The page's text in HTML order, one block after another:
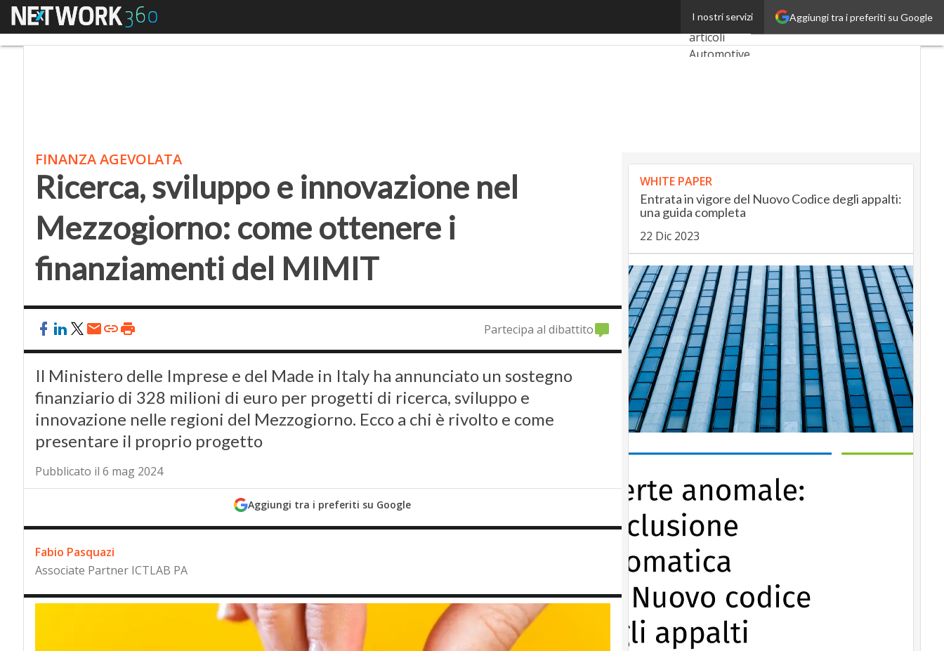
Aggiungi tra i preferiti su Google
I nostri servizi
Menu
Ultimi
articoli
AutomotiveUp
SmartMobilityUp
Proptech
Startup
FINANZA AGEVOLATA
Ricerca, sviluppo e innovazione nel
Mezzogiorno: come ottenere i
finanziamenti del MIMIT
Partecipa al dibattito
Il Ministero delle Imprese e del Made in Italy ha annunciato un sostegno
finanziario di 328 milioni di euro per progetti di ricerca, sviluppo e
innovazione nelle regioni del Mezzogiorno. Ecco a chi è rivolto e come
presentare il proprio progetto
Pubblicato il 6 mag 2024
Aggiungi tra i preferiti su Google
Fabio Pasquazi
Associate Partner ICTLAB PA
WHITE PAPER
Entrata in vigore del Nuovo Codice degli appalti:
una guida completa
22 Dic 2023